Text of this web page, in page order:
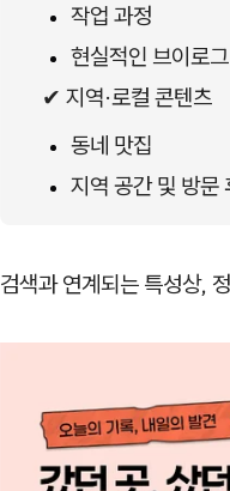
작업 과정
현실적인 브이로
✔ 지역·로컬 콘텐츠
동네 맛집
지역 공간 및 방문
검색과 연계되는 특성상,